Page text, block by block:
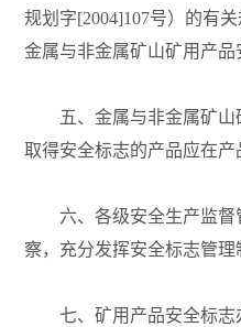
规划字[2004]107号）的有
金属与非金属矿山矿用产品
五、金属与非金属矿山矿
取得安全标志的产品应在产
六、各级安全生产监督管
察，充分发挥安全标志管理
七、矿用产品安全标志办